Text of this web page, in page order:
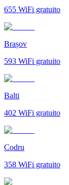
655 WiFi gratuito
Brașov
593 WiFi gratuito
Balti
402 WiFi gratuito
Codru
358 WiFi gratuito